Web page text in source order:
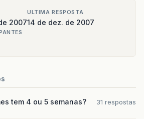
2007
ULTIMA RESPOSTA
14 de dez. de 2007
tem 4 ou 5 semanas?
31 respostas